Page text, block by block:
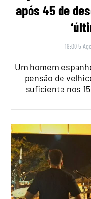
após 45 de
19:00 5
Um homem
pensão de
suficiente nos